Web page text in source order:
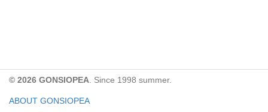
© 2026 GONSIOPEA . Since 1998 summer.
ABOUT GONSIOPEA